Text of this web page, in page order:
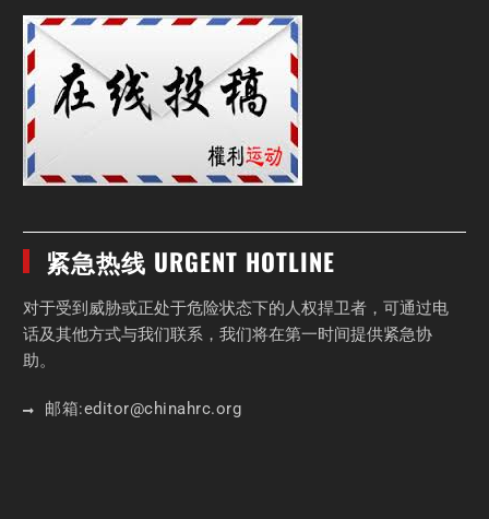
紧急热线 URGENT HOTLINE
对于受到威胁或正处于危险状态下的人权捍卫者，可通过电
话及其他方式与我们联系，我们将在第一时间提供紧急协
助。
邮箱:editor@chinahrc.org